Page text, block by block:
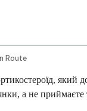
Route
який
а не